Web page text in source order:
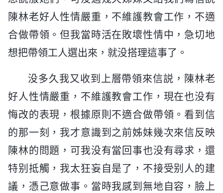
陳林老好人性情嚴重，不維護教會工作，不適
合做帶領。但我當時活在敗壞性情中，急切地
想把帶領工人選出來，就没搭理這事了。
没多久我又收到上層帶領來信説，陳林老
好人性情嚴重，不維護教會工作，現在也没有
悔改的表現，根據原則不適合做帶領。看到信
的那一刻，我才意識到之前姊妹幾次來信反映
陳林的問題，可我没有當回事也没有尋求，還
特别抵觸，我太狂妄自是了，不接受别人的建
議，憑己意做事。當時我感到無地自容，臉上